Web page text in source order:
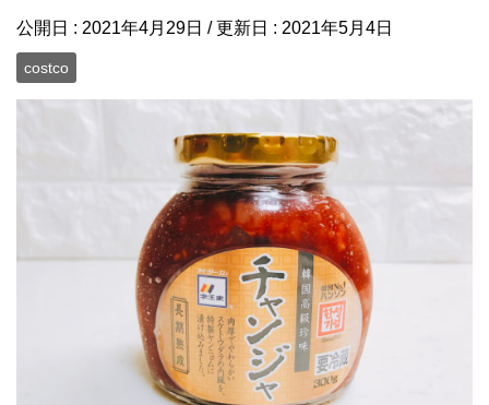
公開日 : 2021年4月29日 / 更新日 : 2021年5月4日
costco